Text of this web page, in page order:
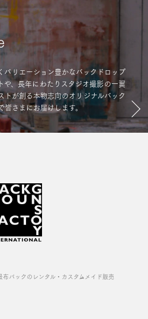
バリエーション豊かなバックドロップ
、長年にわたりスタジオ撮影の一翼
トが創る本物志向のオリジナルバック
皆さまにお届けします。
布バックのレンタル・カスタムメイド販売